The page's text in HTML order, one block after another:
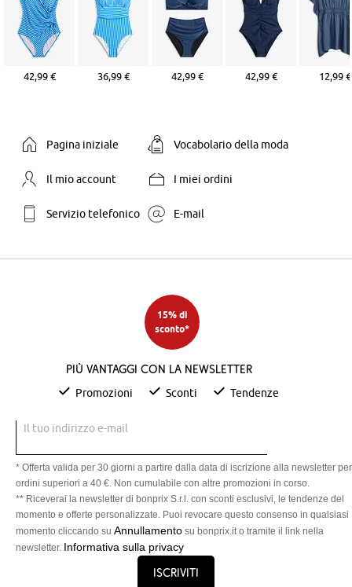
42,99 € 36,99 € 42,99 € 42,99 € 12,99 €
Pagina iniziale Vocabolario della moda
Il mio account I miei ordini
Servizio telefonico E-mail
15% di
sconto*
Più vantaggi con la newsletter
Promozioni Sconti Tendenze
Il tuo indirizzo e-mail
* Offerta valida per 30 giorni a partire dalla data di iscrizione alla newsletter per
ordini superiori a 40 €. Non cumulabile con altre promozioni in corso.
** Riceverai la newsletter di bonprix S.r.l. con sconti esclusivi, le tendenze del
momento e offerte personalizzate. Puoi revocare questo consenso in qualsiasi
momento cliccando su Annullamento su bonprix.it o tramite il link nella
newsletter. Informativa sulla privacy
Iscriviti